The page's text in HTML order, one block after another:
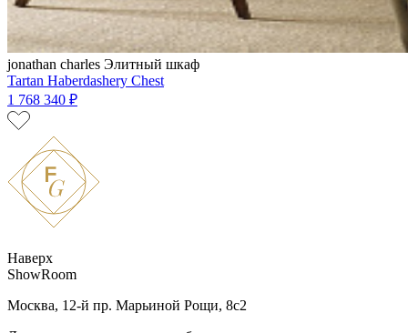
jonathan charles Элитный шкаф
Tartan Haberdashery Chest
1 768 340 ₽
Наверх
ShowRoom
Москва, 12-й пр. Марьиной Рощи, 8с2